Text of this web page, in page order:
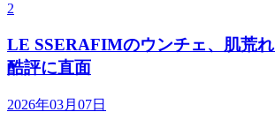
2
LE SSERAFIMのウンチェ、肌荒
酷評に直面
2026年03月07日